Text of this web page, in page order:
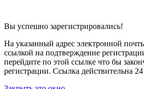
Вы успешно зарегистрировались!
На указанный адрес электронной
ссылкой на подтверждение
перейдите по этой ссылке что бы
регистрации. Ссылка действительна 24